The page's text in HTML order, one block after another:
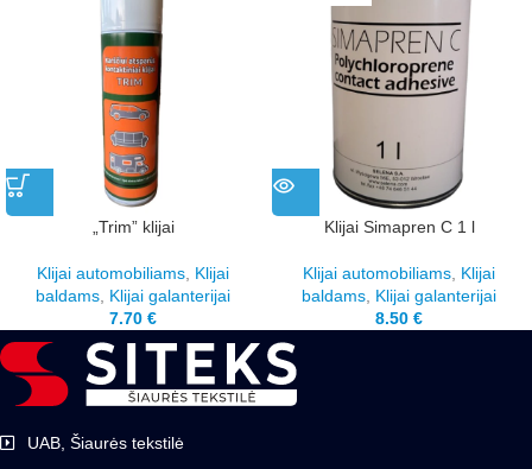
„Trim” klijai
Klijai automobiliams Klijai
baldams Klijai galanterijai
7.70 €
Klijai Simapren C 1 l
Klijai automobiliams Klijai
baldams Klijai galanterijai
8.50 €
UAB, Šiaurės tekstilė